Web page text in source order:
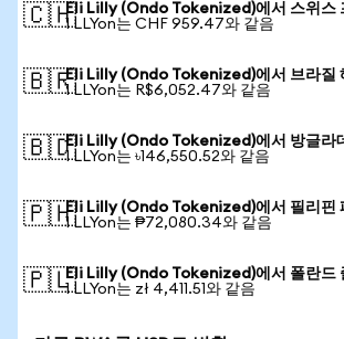
🇨🇭Eli Lilly (Ondo Tokenized)에서 스위스
1 LLYon는 CHF 959.47와 같음
🇧🇷Eli Lilly (Ondo Tokenized)에서 브라질
1 LLYon는 R$6,052.47와 같음
🇧🇩Eli Lilly (Ondo Tokenized)에서 방글라
1 LLYon는 ৳146,550.52와 같음
🇵🇭Eli Lilly (Ondo Tokenized)에서 필리핀
1 LLYon는 ₱72,080.34와 같음
🇵🇱Eli Lilly (Ondo Tokenized)에서 폴란드
1 LLYon는 zł 4,411.51와 같음